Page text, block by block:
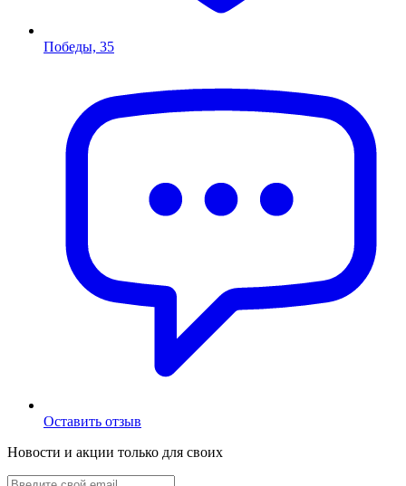
Победы, 35
Оставить отзыв
Новости и акции только для своих